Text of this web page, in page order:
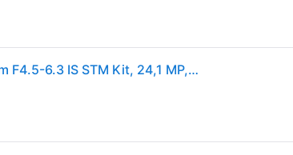
Canon EOS R100 + RF-S 18-45mm F4.5-6.3 IS STM Kit, 24,1 MP, 6000 x 4000 Pixel, CMOS, 4K Ultra HD, 309 g, Schwarz